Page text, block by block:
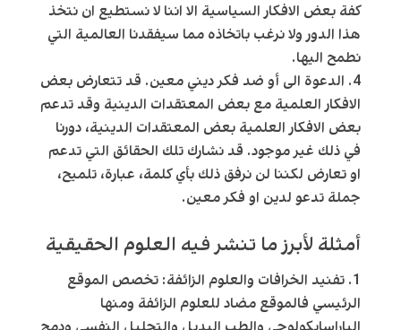
كفة بعض الافكار السياسية الا اننا لا نستطيع ان نتخذ
هذا الدور ولا نرغب باتخاذه مما سيفقدنا العالمية التي
نطمح اليها.
الدعوة الى أو ضد فكر ديني معين. قد تتعارض بعض
الافكار العلمية مع بعض المعتقدات الدينية وقد تدعم
بعض الافكار العلمية بعض المعتقدات الدينية، دورنا
في ذلك غير موجود. قد نشارك تلك الحقائق التي تدعم
او تعارض لكننا لن نرفق ذلك بأي كلمة، عبارة، تلميح،
جملة تدعو لدين او فكر معين.
أمثلة لأبرز ما تنشر فيه العلوم الحقيقية
تفنيد الخرافات والعلوم الزائفة: تخصص الموقع
الرئيسي فالموقع مضاد للعلوم الزائفة ومنها